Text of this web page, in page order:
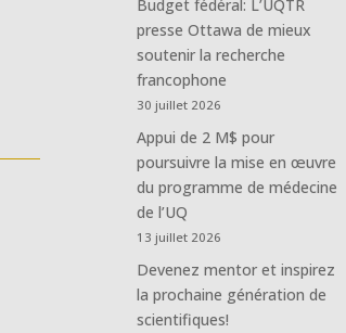
Budget fédéral: L’UQTR
presse Ottawa de mieux
soutenir la recherche
francophone
30 juillet 2026
Appui de 2 M$ pour
poursuivre la mise en œuvre
du programme de médecine
de l’UQ
13 juillet 2026
Devenez mentor et inspirez
la prochaine génération de
scientifiques!